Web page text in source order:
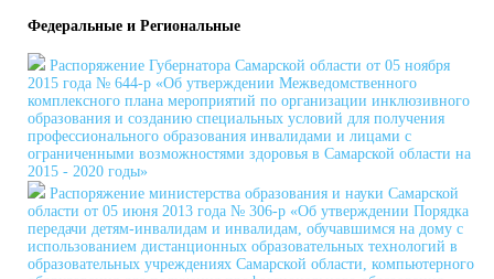
Федеральные и Региональные
Распоряжение Губернатора Самарской области от 05 ноября
2015 года № 644-р «Об утверждении Межведомственного
комплексного плана мероприятий по организации инклюзивного
образования и созданию специальных условий для получения
профессионального образования инвалидами и лицами с
ограниченными возможностями здоровья в Самарской области на
2015 - 2020 годы»
Распоряжение министерства образования и науки Самарской
области от 05 июня 2013 года № 306-р «Об утверждении Порядка
передачи детям-инвалидам и инвалидам, обучавшимся на дому с
использованием дистанционных образовательных технологий в
образовательных учреждениях Самарской области, компьютерного